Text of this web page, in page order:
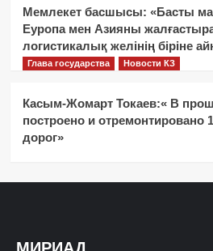
Мемлекет басшысы: «Басты
Еуропа мен Азияны
логистикалық желінің біріне
Глава государства Новости КЗ
Касым-Жомарт Токаев:« В
построено и отремонтировано
дорог»
МИРИАД